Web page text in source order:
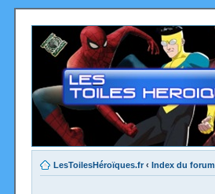
LesToilesHéroïques.fr ‹ Index du forum